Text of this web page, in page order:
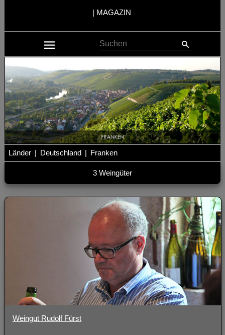
| MAGAZIN
Länder | Deutschland | Franken
3 Weingüter
Weingut Rudolf Fürst